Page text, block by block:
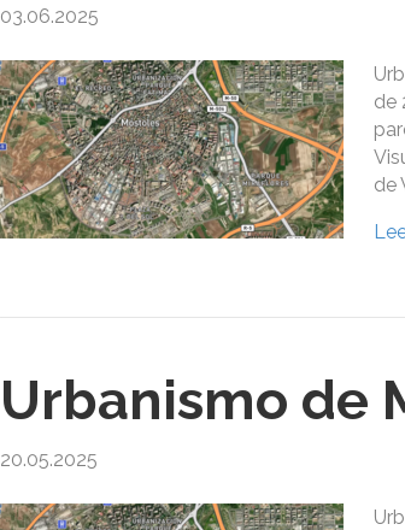
03.06.2025
de
de
Urbanismo de
20.05.2025